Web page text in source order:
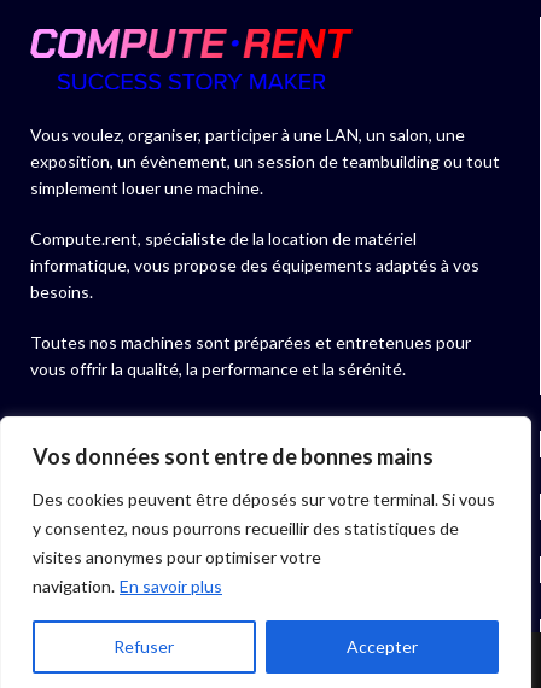
Vos données sont entre de bonnes mains
Des cookies peuvent être déposés sur votre terminal. Si vous
y consentez, nous pourrons recueillir des statistiques de
visites anonymes pour optimiser votre
navigation. En savoir plus
Refuser Accepter
Vous voulez, organiser, participer à une LAN, un salon, une
exposition, un évènement, un session de teambuilding ou tout
simplement louer une machine.
Compute.rent, spécialiste de la location de matériel
informatique, vous propose des équipements adaptés à vos
besoins.
Toutes nos machines sont préparées et entretenues pour
vous offrir la qualité, la performance et la sérénité.
NOS ACTUALITÉS
NOS PRODUITS
LIENS UTILES